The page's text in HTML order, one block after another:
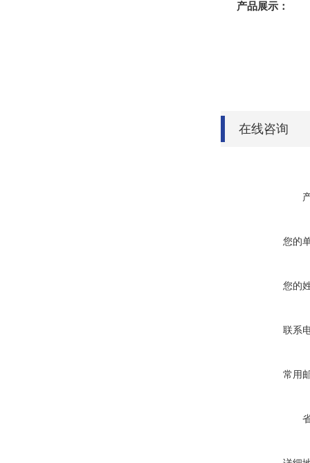
产品展示：
在线咨询
您的
您的
联系
常用